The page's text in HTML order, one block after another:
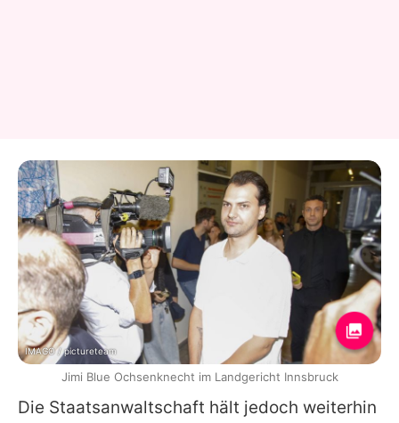
Die Staatsanwaltschaft hält jedoch weiterhin
IMAGO / pictureteam
Jimi Blue Ochsenknecht im Landgericht Innsbruck